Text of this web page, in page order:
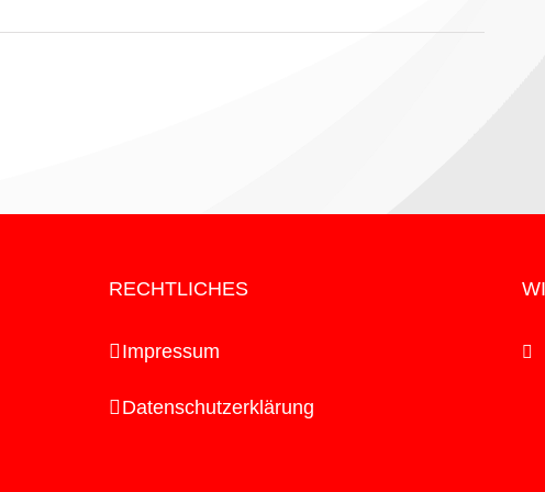
RECHTLICHES
Impressum
Datenschutzerklärung